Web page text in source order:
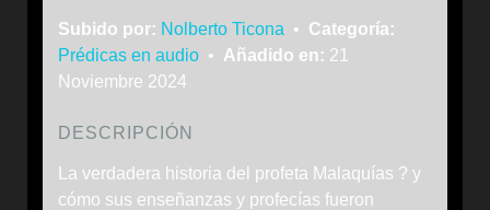
Subido por: Nolberto Ticona • Categoría:
Prédicas en audio • Añadido en: 21
Noviembre 2024
DESCRIPCIÓN
La verdadera historia del profeta Malaquías ? y
cómo sus enseñanzas y profecías fueron